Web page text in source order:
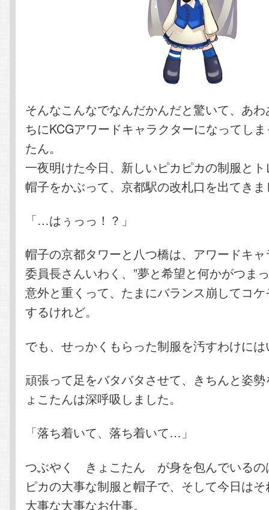
そんなこんなでなんだかんだと驚いて、あ
ちにKCGアワードキャラクターになってし
たん。
一夜明けた今日、新しいピカピカの制服と
帽子をかぶって、京都駅の改札口を出てき
「…はぅっっ！？」
帽子の京都タワーと八つ橋は、アワードキ
委員長さんいわく、”夢と希望と何かがつま
意外と重くって、たまにバランス崩してコ
するけれど。
でも、せっかくもらった制服を汚すわけに
頑張って足をバタバタさせて、きちんと姿
ょこたんは深呼吸しました。
「落ち着いて、落ち着いて…」
つぶやく きょこたん が身を包んでいるの
ピカの大事な制服と帽子で、そして今日は
大事な大事なお仕事。